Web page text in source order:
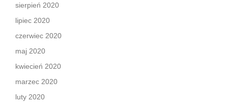
sierpień 2020
lipiec 2020
czerwiec 2020
maj 2020
kwiecień 2020
marzec 2020
luty 2020